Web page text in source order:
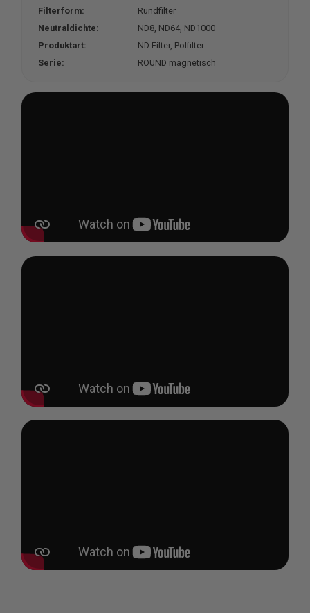
Filterform:
Rundfilter
Neutraldichte:
ND8, ND64, ND1000
Produktart:
ND Filter, Polfilter
Serie:
ROUND magnetisch